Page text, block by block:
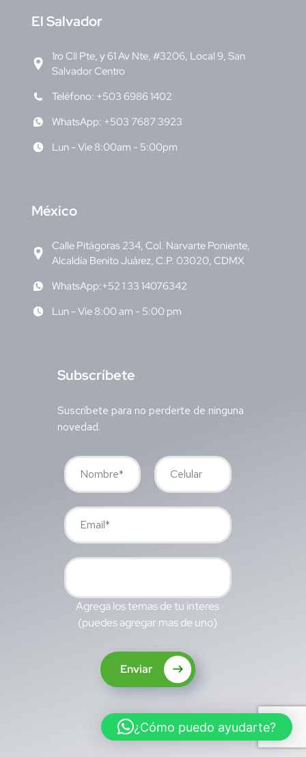
El Salvador
1ro Cll Pte, y 61 Av Nte, #3206, Local 9, San
Salvador Centro
Teléfono: +503 6986 1402
WhatsApp: +503 7687 3923
Lun - Vie 8:00am - 5:00pm
México
Calle Pitágoras 234, Col. Narvarte Poniente,
Alcaldía Benito Juárez, C.P. 03020, CDMX
WhatsApp:+52 1 33 14076342
Lun - Vie 8:00 am - 5:00 pm
Subscríbete
Suscríbete para no perderte de ninguna
novedad.
Agrega los temas de tu interes
(puedes agregar mas de uno)
Enviar
¿Cómo puedo ayudarte?